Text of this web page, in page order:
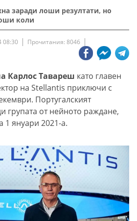
заради лоши резултати, но
коли
08:30 Прочитания: 8046
Карлос Тавареш като главен
на Stellantis приключи с
Португалският
групата от нейното раждане,
1 януари 2021-а.